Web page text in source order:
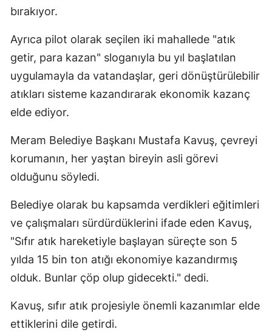
Mersin
İstanbul
İzmir
Kastamonu
Kayseri
Kırşehir
Kocaeli
Konya
Kütahya
Malatya
bırakıyor.
Ayrıca pilot olarak seçilen iki mahallede "atık
getir, para kazan" sloganıyla bu yıl başlatılan
uygulamayla da vatandaşlar, geri dönüştürülebilir
atıkları sisteme kazandırarak ekonomik kazanç
elde ediyor.
Meram Belediye Başkanı Mustafa Kavuş, çevreyi
korumanın, her yaştan bireyin asli görevi
olduğunu söyledi.
Belediye olarak bu kapsamda verdikleri eğitimleri
ve çalışmaları sürdürdüklerini ifade eden Kavuş,
"Sıfır atık hareketiyle başlayan süreçte son 5
yılda 15 bin ton atığı ekonomiye kazandırmış
olduk. Bunlar çöp olup gidecekti." dedi.
Kavuş, sıfır atık projesiyle önemli kazanımlar elde
ettiklerini dile getirdi.